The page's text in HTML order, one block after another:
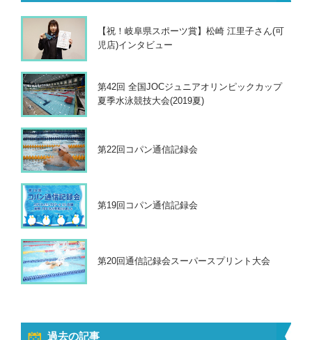
【祝！岐阜県スポーツ賞】松崎 江里子さん(可
児店)インタビュー
第42回 全国JOCジュニアオリンピックカップ
夏季水泳競技大会(2019夏)
第22回コパン通信記録会
第19回コパン通信記録会
第20回通信記録会スーパースプリント大会
過去の記事